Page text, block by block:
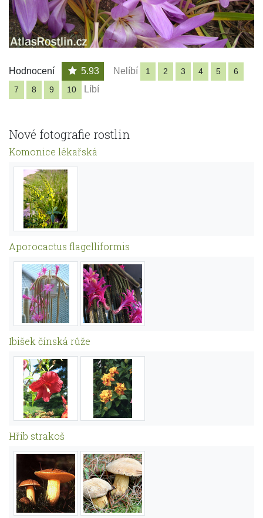
Hodnocení 5.93 Nelíbí 1 2 3 4 5
6
7
8 9 10 Líbí
Nové fotografie rostlin
Komonice lékařská
Aporocactus flagelliformis
Ibišek čínská růže
Hřib strakoš